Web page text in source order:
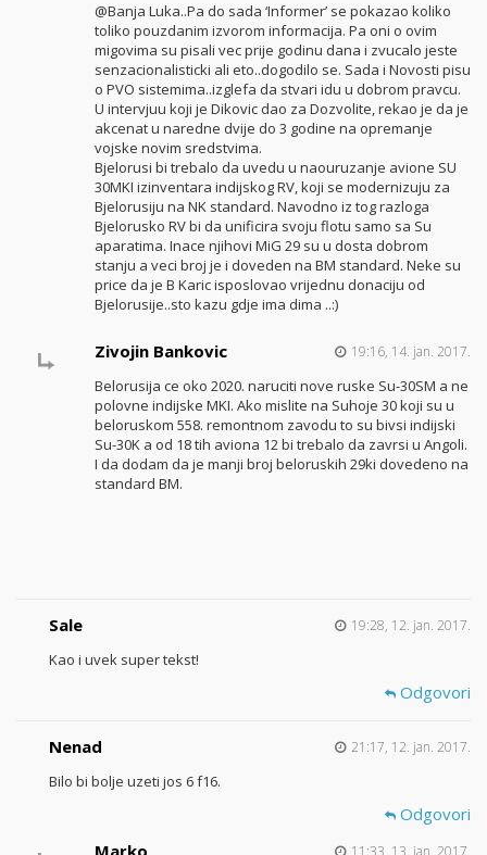
@Banja Luka..Pa do sada ‘Informer’ se pokazao koliko
toliko pouzdanim izvorom informacija. Pa oni o ovim
migovima su pisali vec prije godinu dana i zvucalo jeste
senzacionalisticki ali eto..dogodilo se. Sada i Novosti pisu
o PVO sistemima..izglefa da stvari idu u dobrom pravcu.
U intervjuu koji je Dikovic dao za Dozvolite, rekao je da je
akcenat u naredne dvije do 3 godine na opremanje
vojske novim sredstvima.
Bjelorusi bi trebalo da uvedu u naouruzanje avione SU
30MKI izinventara indijskog RV, koji se modernizuju za
Bjelorusiju na NK standard. Navodno iz tog razloga
Bjelorusko RV bi da unificira svoju flotu samo sa Su
aparatima. Inace njihovi MiG 29 su u dosta dobrom
stanju a veci broj je i doveden na BM standard. Neke su
price da je B Karic isposlovao vrijednu donaciju od
Bjelorusije..sto kazu gdje ima dima ..:)
Zivojin Bankovic 19:16, 14. jan. 2017.
Belorusija ce oko 2020. naruciti nove ruske Su-30SM a ne
polovne indijske MKI. Ako mislite na Suhoje 30 koji su u
beloruskom 558. remontnom zavodu to su bivsi indijski
Su-30K a od 18 tih aviona 12 bi trebalo da zavrsi u Angoli.
I da dodam da je manji broj beloruskih 29ki dovedeno na
standard BM.
Sale 19:28, 12. jan. 2017.
Kao i uvek super tekst!
Odgovori
Nenad 21:17, 12. jan. 2017.
Bilo bi bolje uzeti jos 6 f16.
Odgovori